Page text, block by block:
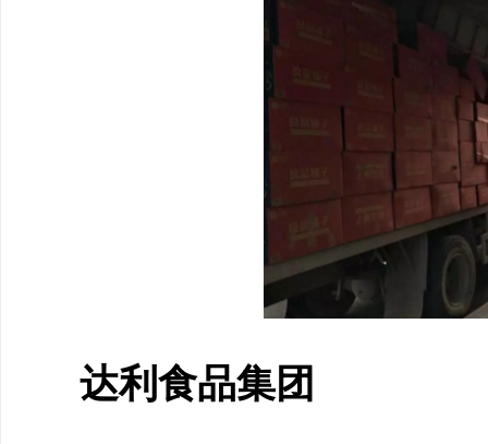
达利食品集团